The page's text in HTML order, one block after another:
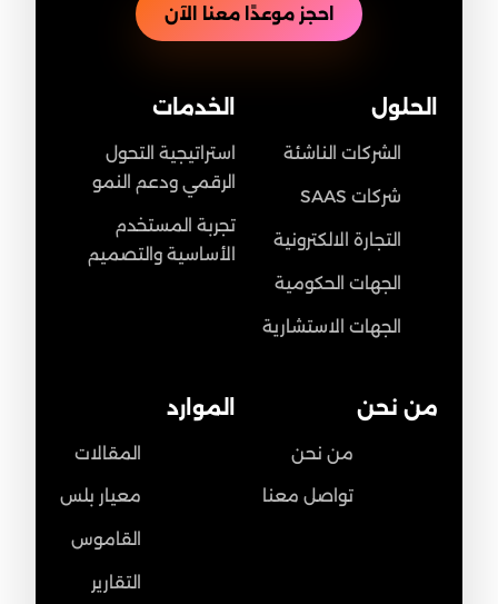
احجز موعدًا معنا الآن
الخدمات
استراتيجية التحول
الرقمي ودعم النمو
تجربة المستخدم
الأساسية والتصميم
الحلول
الشركات الناشئة
شركات SAAS
التجارة الالكترونية
الجهات الحكومية
الجهات الاستشارية
الموارد
المقالات
معيار بلس
القاموس
التقارير
من نحن
من نحن
تواصل معنا